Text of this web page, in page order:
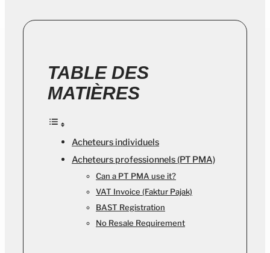
TABLE DES
MATIÈRES
Acheteurs individuels
Acheteurs professionnels (PT PMA)
Can a PT PMA use it?
VAT Invoice (Faktur Pajak)
BAST Registration
No Resale Requirement